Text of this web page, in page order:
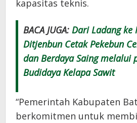
kapasitas teknis.
BACA JUGA: Dari Ladang ke
Ditjenbun Cetak Pekebun
dan Berdaya Saing melalui
Budidaya Kelapa Sawit
“Pemerintah Kabupaten
berkomitmen untuk